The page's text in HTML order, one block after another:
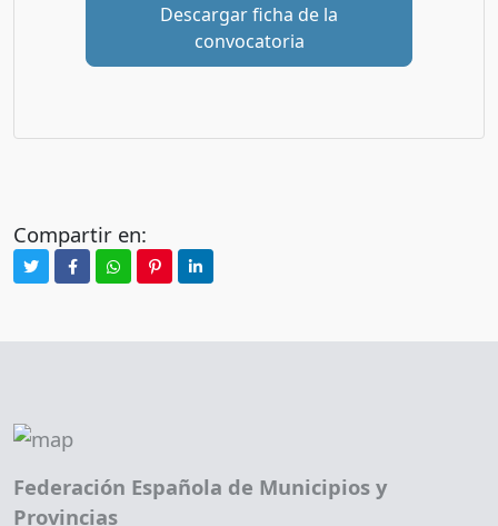
Descargar ficha de la
convocatoria
Compartir en:
Federación Española de Municipios y
Provincias